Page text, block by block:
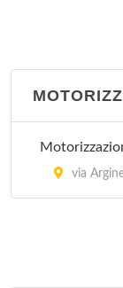
via